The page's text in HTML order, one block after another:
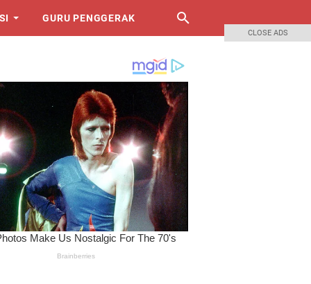
GURU PENGGERAK
CLOSE ADS